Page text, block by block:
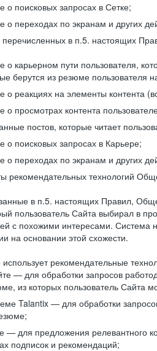
о поисковых запросах в Сетке;
о переходах по экранам и других
в п.5. настоящих
о карьерном пути пользователя,
берутся из резюме пользователя
о реакциях на элементы контента
о просмотрах контента
постов, которые читает
о поисковых запросах в Карьере;
о переходах по экранам и других
рекомендательных технологий
в п.5. настоящих Правил,
пользователь Сайта выбирал в
с похожими интересами. Система
на основании этой схожести.
рекомендательные
— для обработки запросов
из которых пользователь Сайта
Talantix — для обработки
— для предложения релевантного
подписок и рекомендаций;